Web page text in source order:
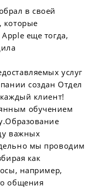
в своей
которые
еще тогда,
услуг
создан Отдел
клиент!
обучением
важных
мы проводим
как
например,
общения